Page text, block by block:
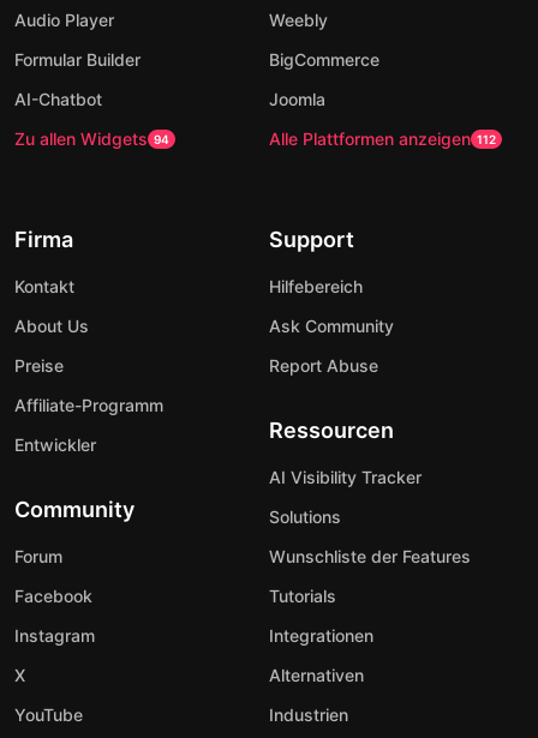
Audio Player
Formular Builder
AI-Chatbot
Zu allen Widgets 94
Weebly
BigCommerce
Joomla
Alle Plattformen anzeigen 112
Firma
Kontakt
About Us
Preise
Affiliate-Programm
Entwickler
Community
Forum
Facebook
Instagram
X
YouTube
Support
Hilfebereich
Ask Community
Report Abuse
Ressourcen
AI Visibility Tracker
Solutions
Wunschliste der Features
Tutorials
Integrationen
Alternativen
Industrien